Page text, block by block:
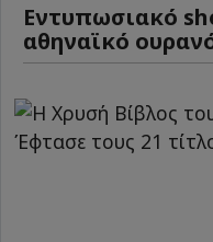
Εντυπωσιακό
αθηναϊκό